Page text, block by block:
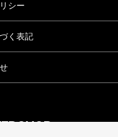
シー
く表記